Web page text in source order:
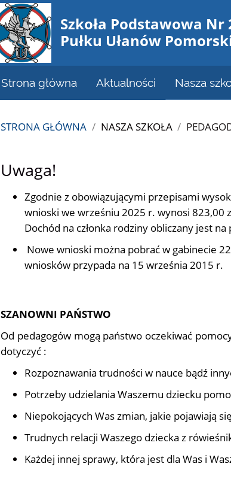
Szkoła Podstawowa Nr
Pułku Ułanów
Strona główna Aktualności Nasza
STRONA GŁÓWNA / NASZA SZKOŁA /
Pedagodzy
Uwaga!
Zgodnie z obowiązującymi przepisami
wnioski we wrześniu 2025 r. wynosi 823,00
Dochód na członka rodziny obliczany jest
Nowe wnioski można pobrać w gabinecie
wniosków przypada na 15 września 2015 r.
SZANOWNI PAŃSTWO
Od pedagogów mogą państwo oczekiwać
dotyczyć :
Rozpoznawania trudności w nauce bądź
Potrzeby udzielania Waszemu dziecku
Niepokojących Was zmian, jakie pojawiają
Trudnych relacji Waszego dziecka z
Każdej innej sprawy, która jest dla Was i